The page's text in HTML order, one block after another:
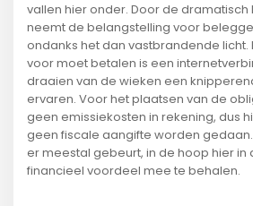
vallen hier onder. Door de
neemt de belangstelling voor
ondanks het dan vastbrandende licht.
voor moet betalen is een
draaien van de wieken een
ervaren. Voor het plaatsen van de
geen emissiekosten in rekening, dus
geen fiscale aangifte worden
er meestal gebeurt, in de hoop hier in
financieel voordeel mee te behalen.